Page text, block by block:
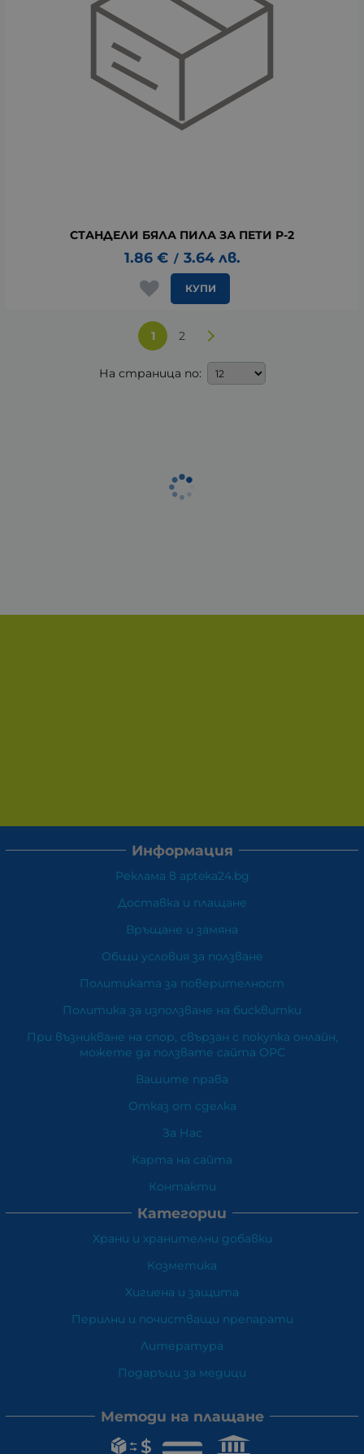
СТАНДЕЛИ БЯЛА ПИЛА ЗА ПЕТИ P-2
1.86 € / 3.64 лв.
КУПИ
1 2
На страница по:
Информация
Реклама в apteka24.bg
Доставка и плащане
Връщане и замяна
Общи условия за ползване
Политиката за поверителност
Политика за използване на бисквитки
При възникване на спор, свързан с покупка онлайн,
можете да ползвате сайта ОРС
Вашите права
Отказ от сделка
За Нас
Карта на сайта
Контакти
Категории
Храни и хранителни добавки
Козметика
Хигиена и защита
Перилни и почистващи препарати
Литература
Подаръци за медици
Методи на плащане